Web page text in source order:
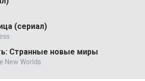
(сериал)
Странные новые миры
New Worlds